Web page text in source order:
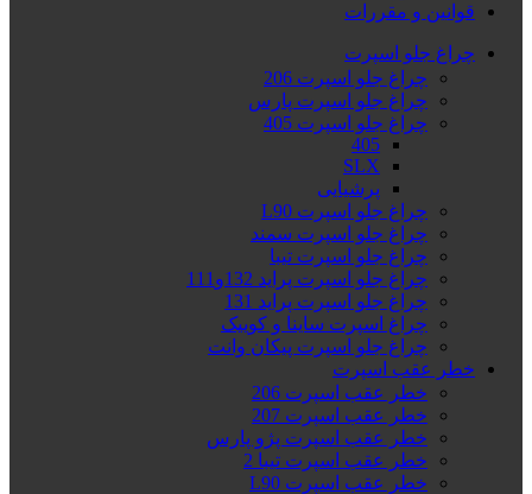
قوانین و مقررات
چراغ جلو اسپرت
چراغ جلو اسپرت 206
چراغ جلو اسپرت پارس
چراغ جلو اسپرت 405
405
SLX
پرشیایی
چراغ جلو اسپرت L90
چراغ جلو اسپرت سمند
چراغ جلو اسپرت تیبا
چراغ جلو اسپرت پراید 132و111
چراغ جلو اسپرت پراید 131
چراغ اسپرت ساینا و کوییک
چراغ جلو اسپرت پیکان وانت
خطر عقب اسپرت
خطر عقب اسپرت 206
خطر عقب اسپرت 207
خطر عقب اسپرت پژو پارس
خطر عقب اسپرت تیبا 2
خطر عقب اسپرت L90